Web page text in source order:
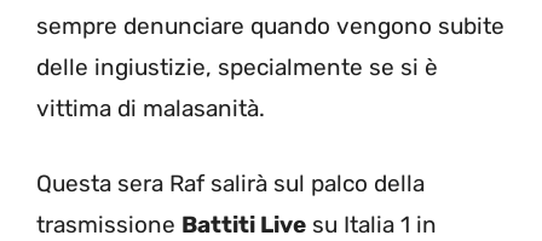
sempre denunciare quando vengono subite
delle ingiustizie, specialmente se si è
vittima di malasanità.
Questa sera Raf salirà sul palco della
trasmissione Battiti Live su Italia 1 in